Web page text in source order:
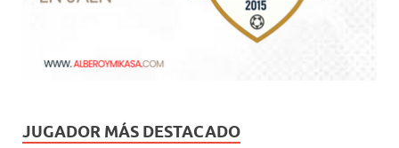
JUGADOR MÁS DESTACADO